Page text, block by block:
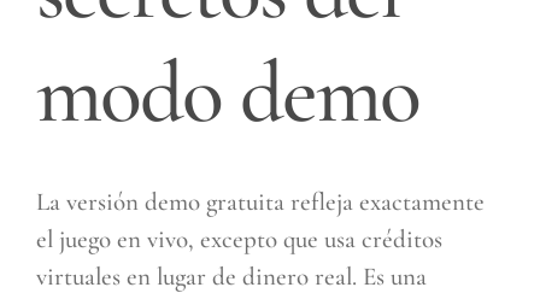
modo demo
La versión demo gratuita refleja exactamente
el juego en vivo, excepto que usa créditos
virtuales en lugar de dinero real. Es una